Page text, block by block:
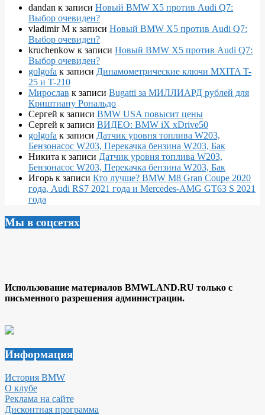
dandan к записи Новый BMW X5 против Audi Q7:
Выбор очевиден?
vladimir M к записи Новый BMW X5 против Audi Q7:
Выбор очевиден?
kruchenkow к записи Новый BMW X5 против Audi Q7:
Выбор очевиден?
golgofa к записи Динамометрические ключи MXITA T-
25 и T-210
Мирослав к записи Bugatti за МИЛЛИАРД рублей для
Криштиану Рональдо
Сергей к записи BMW USA повысит цены
Сергей к записи ВИДЕО: BMW iX xDrive50
golgofa к записи Датчик уровня топлива W203,
Бензонасос W203, Перекачка бензина W203, Бак
Никита к записи Датчик уровня топлива W203,
Бензонасос W203, Перекачка бензина W203, Бак
Игорь к записи Кто лучше? BMW M8 Gran Coupe 2020
года, Audi RS7 2021 года и Mercedes-AMG GT63 S 2021
года
Мы в соцсетях
Использование материалов BMWLAND.RU только с
письменного разрешения администрации.
Информация
История BMW
О клубе
Реклама на сайте
Дисконтная программа